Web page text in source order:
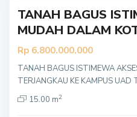
TANAH BAGUS
MUDAH DALAM
Rp 6.800.000.000
TANAH BAGUS ISTIMEWA
TERJANGKAU KE KAMPUS UAD
15.00 m2